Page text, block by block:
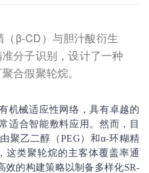
β-CD）与胆汁酸衍生
分子识别，设计了一种
合假聚轮烷。
机械适应性网络，具有卓越的
适合智能敷料应用。然而，目
聚乙二醇（PEG）和α-环糊精
这类聚轮烷的主客体覆盖率通
效的构建策略以制备多样化SR-